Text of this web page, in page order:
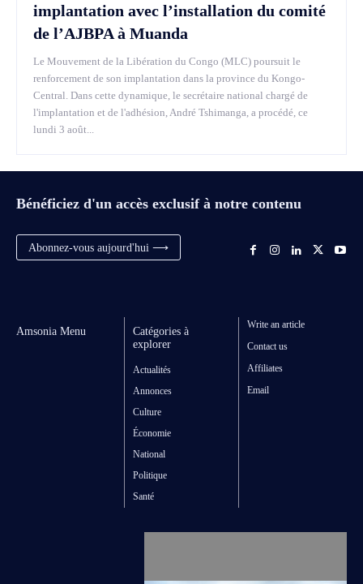
implantation avec l’installation du comité
de l’AJBPA à Muanda
Le Mouvement de la Libération du Congo (MLC) poursuit le
renforcement de son implantation dans la province du Kongo-
Central. Dans cette dynamique, le secrétaire national chargé de
l'implantation et de l'adhésion, André Tshimanga, a procédé, ce
lundi 3 août...
Bénéficiez d'un accès exclusif à notre contenu
Abonnez-vous aujourd'hui ⟶
Amsonia Menu
Catégories à
explorer
Actualités
Annonces
Culture
Économie
National
Politique
Santé
Write an article
Contact us
Affiliates
Email